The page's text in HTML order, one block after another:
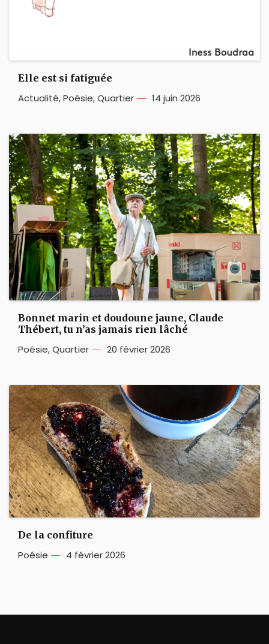
Elle est si fatiguée
Actualité,Poésie,Quartier 14 juin 2026
Bonnet marin et doudoune jaune, Claude
Thébert, tu n’as jamais rien lâché
Poésie,Quartier 20 février 2026
De la confiture
Poésie 4 février 2026